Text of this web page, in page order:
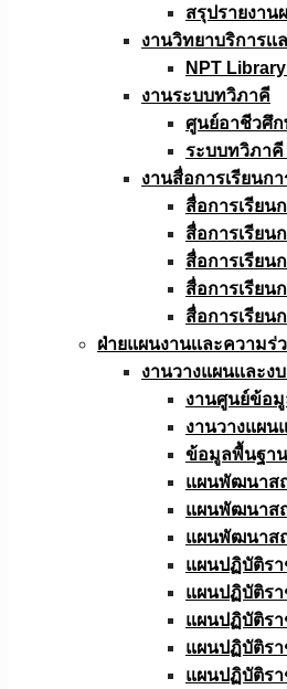
สรุปรายงาน
งานวิทยาบริการเ
NPT
งานระบบทวิภาคี
ศูนย์อาชีวศึ
ระบบทวิภาคี
งานสื่อการเรียนก
สื่อการเรียน
สื่อการเรียน
สื่อการเรียน
สื่อการเรียน
สื่อการเรียน
ฝ่ายแผนงานเเละความร่
งานวางแผนเเละ
งานศูนย์ข้อ
งานวางแผ
ข้อมูลพื้นฐา
แผนพัฒนาส
แผนพัฒนาส
แผนพัฒนาส
แผนปฏิบัติรา
แผนปฏิบัติรา
แผนปฏิบัติรา
แผนปฏิบัติรา
แผนปฏิบัติรา